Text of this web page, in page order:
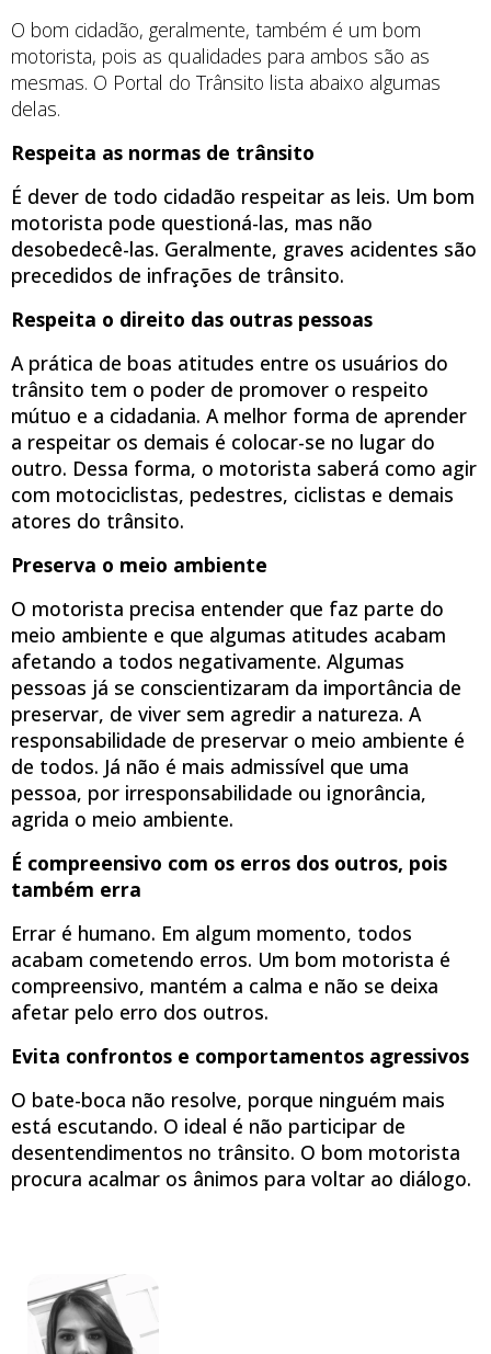
O bom cidadão, geralmente, também é um bom
motorista, pois as qualidades para ambos são as
mesmas. O Portal do Trânsito lista abaixo algumas
delas.
Respeita as normas de trânsito
É dever de todo cidadão respeitar as leis. Um bom
motorista pode questioná-las, mas não
desobedecê-las. Geralmente, graves acidentes são
precedidos de infrações de trânsito.
Respeita o direito das outras pessoas
A prática de boas atitudes entre os usuários do
trânsito tem o poder de promover o respeito
mútuo e a cidadania. A melhor forma de aprender
a respeitar os demais é colocar-se no lugar do
outro. Dessa forma, o motorista saberá como agir
com motociclistas, pedestres, ciclistas e demais
atores do trânsito.
Preserva o meio ambiente
O motorista precisa entender que faz parte do
meio ambiente e que algumas atitudes acabam
afetando a todos negativamente. Algumas
pessoas já se conscientizaram da importância de
preservar, de viver sem agredir a natureza. A
responsabilidade de preservar o meio ambiente é
de todos. Já não é mais admissível que uma
pessoa, por irresponsabilidade ou ignorância,
agrida o meio ambiente.
É compreensivo com os erros dos outros, pois
também erra
Errar é humano. Em algum momento, todos
acabam cometendo erros. Um bom motorista é
compreensivo, mantém a calma e não se deixa
afetar pelo erro dos outros.
Evita confrontos e comportamentos agressivos
O bate-boca não resolve, porque ninguém mais
está escutando. O ideal é não participar de
desentendimentos no trânsito. O bom motorista
procura acalmar os ânimos para voltar ao diálogo.